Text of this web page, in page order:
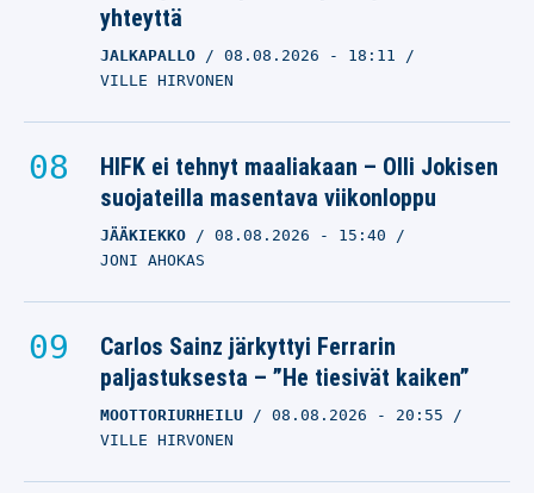
yhteyttä
JALKAPALLO 08.08.2026 - 18:11
VILLE HIRVONEN
HIFK ei tehnyt maaliakaan – Olli Jokisen
suojateilla masentava viikonloppu
JÄÄKIEKKO 08.08.2026 - 15:40
JONI AHOKAS
Carlos Sainz järkyttyi Ferrarin
paljastuksesta – ”He tiesivät kaiken”
MOOTTORIURHEILU 08.08.2026 - 20:55
VILLE HIRVONEN